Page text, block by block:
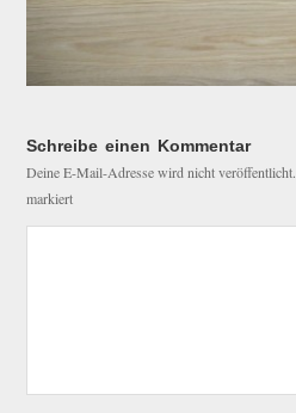
Schreibe einen Kommentar
Deine E-Mail-Adresse wird nicht veröffentlicht.
markiert